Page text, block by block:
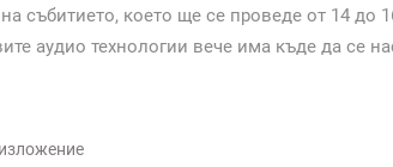
събитието, което ще се проведе от 14 до
аудио технологии вече има къде да се
изложение